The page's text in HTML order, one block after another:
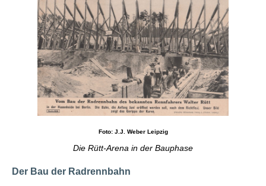
Foto: J.J. Weber Leipzig
Die Rütt-Arena in der Bauphase
Der Bau der Radrennbahn